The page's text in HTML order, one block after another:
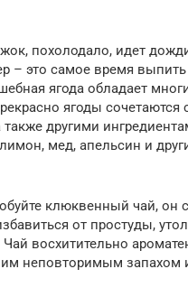
похолодало, идет
– это самое время
ягода обладает
ягоды сочетаются
другими
мед, апельсин и
клюквенный чай, он
от простуды,
восхитительно
неповторимым запахом